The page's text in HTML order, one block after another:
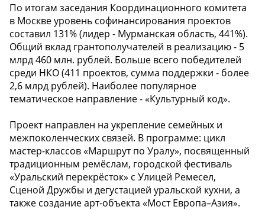
По итогам заседания Координационного комитета
в Москве уровень софинансирования проектов
составил 131% (лидер - Мурманская область, 441%).
Общий вклад грантополучателей в реализацию - 5
млрд 460 млн. рублей. Больше всего победителей
среди НКО (411 проектов, сумма поддержки - более
2,6 млрд рублей). Наиболее популярное
тематическое направление - «Культурный код».
Проект направлен на укрепление семейных и
межпоколенческих связей. В программе: цикл
мастер-классов «Маршрут по Уралу», посвященный
традиционным ремёслам, городской фестиваль
«Уральский перекрёсток» с Улицей Ремесел,
Сценой Дружбы и дегустацией уральской кухни, а
также создание арт-объекта «Мост Европа–Азия».